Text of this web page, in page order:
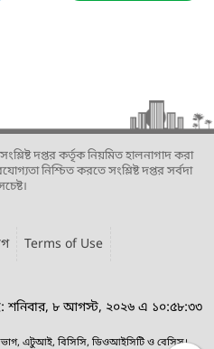
দপ্তর কর্তৃক নিয়মিত হালনাগাদ করা
নিশ্চিত করতে সংশ্লিষ্ট দপ্তর সর্বদা
Terms of Use
শনিবার, ৮ আগস্ট, ২০২৬ এ ১০:৫৮:৩৩
এটুআই, বিসিসি, ডিওআইসিটি ও বেসিস।